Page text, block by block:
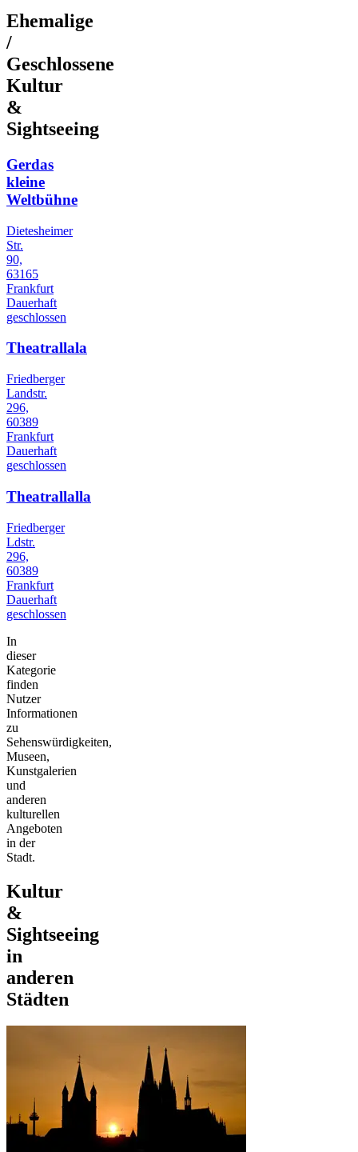
Ehemalige
/
Geschlossene
Kultur
&
Sightseeing
Gerdas
kleine
Weltbühne
Dietesheimer
Str.
90,
63165
Frankfurt
Dauerhaft
geschlossen
Theatrallala
Friedberger
Landstr.
296,
60389
Frankfurt
Dauerhaft
geschlossen
Theatrallalla
Friedberger
Ldstr.
296,
60389
Frankfurt
Dauerhaft
geschlossen
In
dieser
Kategorie
finden
Nutzer
Informationen
zu
Sehenswürdigkeiten,
Museen,
Kunstgalerien
und
anderen
kulturellen
Angeboten
in der
Stadt.
Kultur
&
Sightseeing
in
anderen
Städten